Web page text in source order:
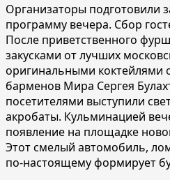
Организаторы подготовили
программу вечера. Сбор
После приветственного
закусками от лучших
оригинальными коктейлями
барменов Мира Сергея
посетителями выступили
акробаты. Кульминацией
появление на площадке
Этот смелый автомобиль,
по-настоящему формирует